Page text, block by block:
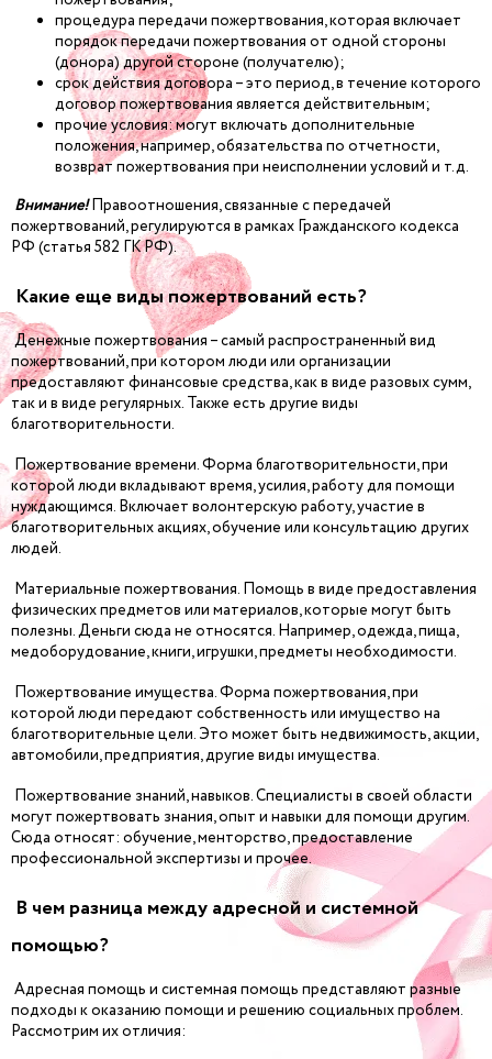
процедура передачи пожертвования, которая включает
порядок передачи пожертвования от одной стороны
(донора) другой стороне (получателю);
срок действия договора – это период, в течение которого
договор пожертвования является действительным;
прочие условия: могут включать дополнительные
положения, например, обязательства по отчетности,
возврат пожертвования при неисполнении условий и т.д.
Внимание!Правоотношения, связанные с передачей
пожертвований, регулируются в рамках Гражданского кодекса
РФ (статья 582 ГК РФ).
Какие еще виды пожертвований есть?
Денежные пожертвования – самый распространенный вид
пожертвований, при котором люди или организации
предоставляют финансовые средства, как в виде разовых сумм,
так и в виде регулярных. Также есть другие виды
благотворительности.
Пожертвование времени. Форма благотворительности, при
которой люди вкладывают время, усилия, работу для помощи
нуждающимся. Включает волонтерскую работу, участие в
благотворительных акциях, обучение или консультацию других
людей.
Материальные пожертвования. Помощь в виде предоставления
физических предметов или материалов, которые могут быть
полезны. Деньги сюда не относятся. Например, одежда, пища,
медоборудование, книги, игрушки, предметы необходимости.
Пожертвование имущества. Форма пожертвования, при
которой люди передают собственность или имущество на
благотворительные цели. Это может быть недвижимость, акции,
автомобили, предприятия, другие виды имущества.
Пожертвование знаний, навыков. Специалисты в своей области
могут пожертвовать знания, опыт и навыки для помощи другим.
Сюда относят: обучение, менторство, предоставление
профессиональной экспертизы и прочее.
В чем разница между адресной и системной
помощью?
Адресная помощь и системная помощь представляют разные
подходы к оказанию помощи и решению социальных проблем.
Рассмотрим их отличия: